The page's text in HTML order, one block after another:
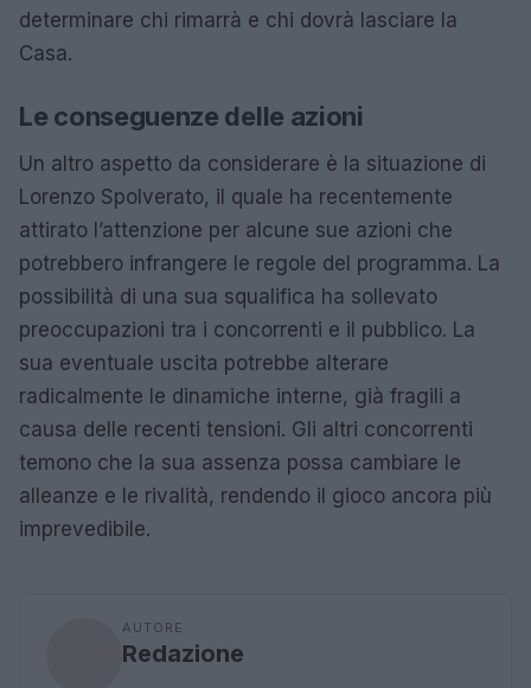
determinare chi rimarrà e chi dovrà lasciare la
Casa.
Le conseguenze delle azioni
Un altro aspetto da considerare è la situazione di
Lorenzo Spolverato, il quale ha recentemente
attirato l’attenzione per alcune sue azioni che
potrebbero infrangere le regole del programma. La
possibilità di una sua squalifica ha sollevato
preoccupazioni tra i concorrenti e il pubblico. La
sua eventuale uscita potrebbe alterare
radicalmente le dinamiche interne, già fragili a
causa delle recenti tensioni. Gli altri concorrenti
temono che la sua assenza possa cambiare le
alleanze e le rivalità, rendendo il gioco ancora più
imprevedibile.
AUTORE
Redazione